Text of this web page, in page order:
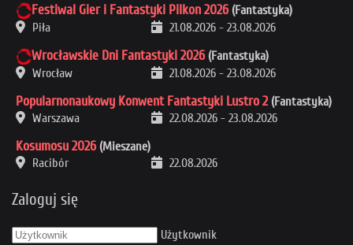
Festiwal Gier i Fantastyki Pilkon 2026 (Fantastyka)
Piła
21.08.2026 - 23.08.2026
Wrocławskie Dni Fantastyki 2026 (Fantastyka)
Wrocław
21.08.2026 - 23.08.2026
Popularnonaukowy Konwent Fantastyki Lustro 2 (Fantastyka)
Warszawa
22.08.2026 - 23.08.2026
Kosumosu 2026 (Mieszane)
Racibór
22.08.2026
Zaloguj się
Użytkownik